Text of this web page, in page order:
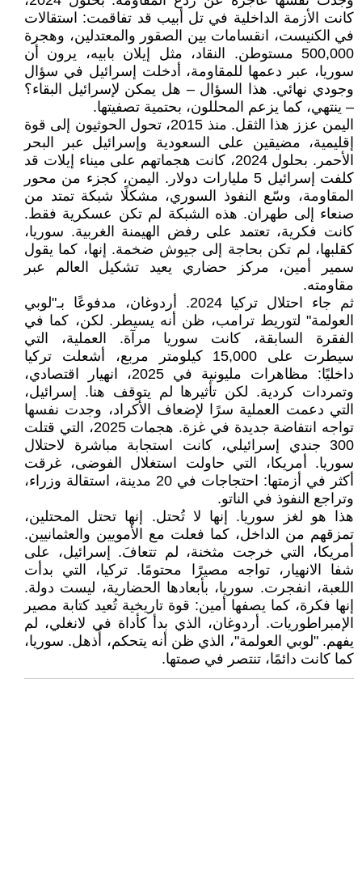
كانت الأزمة الداخلية في تل أبيب قد تفاقمت: استقالات
في الكنيست، انقسامات بين الصقور والمعتدلين، وهجرة
500,000 مستوطن. النقاد، مثل إيلان بابيه، يرون أن
سوريا، عبر دعمها للمقاومة، أدخلت إسرائيل في سؤال
وجودي نهائي. هذا السؤال – هل يمكن لإسرائيل البقاء؟
– ينتهي، كما يزعم المحللون، بحتمية تصفيتها.
اليمن عزز هذا الثقل. منذ 2015، تحول الحوثيون إلى قوة
إقليمية، مضيقين على السعودية وإسرائيل عبر البحر
الأحمر. بحلول 2024، كانت هجماتهم على ميناء إيلات قد
كلفت إسرائيل 5 مليارات دولار. اليمن، كجزء من محور
المقاومة، وسّع النفوذ السوري، مشكلًا شبكة تمتد من
صنعاء إلى طهران. هذه الشبكة لم تكن عسكرية فقط.
كانت فكرية، تعتمد على رفض الهيمنة الغربية. سوريا،
كقلبها، لم تكن بحاجة إلى جيوش ضخمة. إنها، كما يقول
سمير أمين، مركز حضاري يعيد تشكيل العالم عبر
مقاومته.
ثم جاء احتلال تركيا 2024. أردوغان، مدفوعًا بـ"لوبي
العولمة" لتوريط ترامب، ظن أنه يسيطر. لكن، كما في
الفقرة السابقة، كانت سوريا مرآة. العملية، التي
سيطرت على 15,000 كيلومتر مربع، أشعلت تركيا
داخليًا: مظاهرات مليونية في 2025، انهيار اقتصادي،
وتمردات كردية. لكن تأثيرها لم يتوقف هنا. إسرائيل،
التي دعمت العملية سرًا لإضعاف الأكراد، وجدت نفسها
تواجه انتفاضة جديدة في غزة. هجمات 2025، التي قتلت
300 جندي إسرائيلي، كانت استجابة مباشرة لاحتلال
سوريا. أمريكا، التي حاولت استغلال الفوضى، غرقت
أكثر في أزمتها: احتجاجات في 20 مدينة، استقالة وزراء،
وتراجع النفوذ في الناتو.
هذا هو لغز سوريا. إنها لا تُحتل. إنها تحتل المحتلين،
تمزقهم من الداخل، كما فعلت مع الأمويين والعثمانيين.
أمريكا، التي خرجت مثخنة، لم تتعافَ. إسرائيل، على
شفا الانهيار، تواجه مصيرًا محتومًا. تركيا، التي بدأت
اللعبة، انفجرت. سوريا، بأبعادها الحضارية، ليست دولة.
إنها فكرة، كما يصفها أمين: قوة تاريخية تُعيد كتابة مصير
الإمبراطوريات. أردوغان، الذي بدأ كأداة في لانغلي، لم
يفهم. "لوبي العولمة"، الذي ظن أنه يتحكم، أُذهل. سوريا،
كما كانت دائمًا، تنتصر في صمتها.